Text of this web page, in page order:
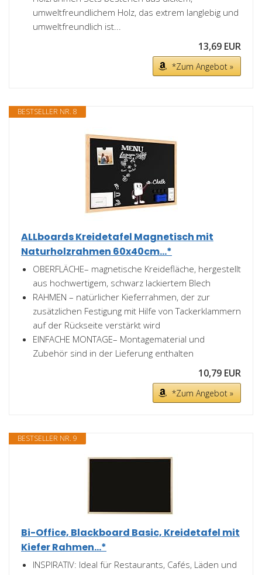
umweltfreundlichem Holz, das extrem langlebig und
umweltfreundlich ist...
13,69 EUR
*Zum Angebot »
BESTSELLER NR. 8
ALLboards Kreidetafel Magnetisch mit
Naturholzrahmen 60x40cm...*
OBERFLÄCHE– magnetische Kreidefläche, hergestellt
aus hochwertigem, schwarz lackiertem Blech
RAHMEN – natürlicher Kieferrahmen, der zur
zusätzlichen Festigung mit Hilfe von Tackerklammern
auf der Rückseite verstärkt wird
EINFACHE MONTAGE– Montagematerial und
Zubehör sind in der Lieferung enthalten
10,79 EUR
*Zum Angebot »
BESTSELLER NR. 9
Bi-Office, Blackboard Basic, Kreidetafel mit
Kiefer Rahmen...*
INSPIRATIV: Ideal für Restaurants, Cafés, Läden und